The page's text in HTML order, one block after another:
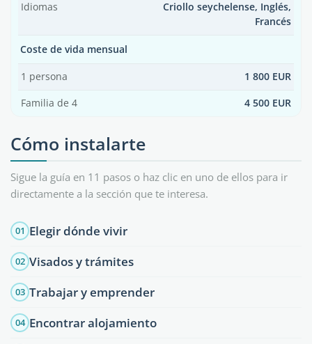
Idiomas
Criollo seychelense, Inglés,
Francés
Coste de vida mensual
1 persona 1 800 EUR
Familia de 4 4 500 EUR
Cómo instalarte
Sigue la guía en 11 pasos o haz clic en uno de ellos para ir
directamente a la sección que te interesa.
01 Elegir dónde vivir
02 Visados y trámites
03 Trabajar y emprender
04 Encontrar alojamiento